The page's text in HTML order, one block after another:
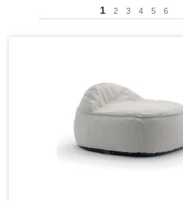
1 2 3 4 5 6